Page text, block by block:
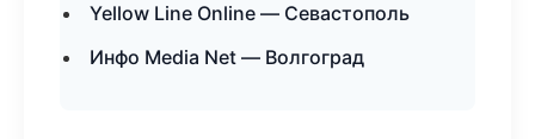
Yellow Line Online — Севастополь
Инфо Media Net — Волгоград